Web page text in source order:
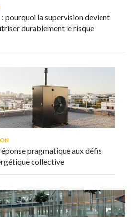
: pourquoi la supervision devient
durablement le risque
pragmatique aux défis
collective